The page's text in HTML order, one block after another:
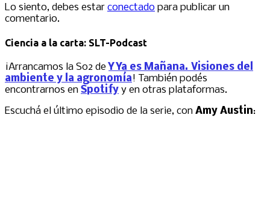
Lo siento, debes estar conectado para publicar un
comentario.
Ciencia a la carta: SLT-Podcast
¡Arrancamos la S02 deY Ya es Mañana. Visiones del
ambiente y la agronomía! También podés
encontrarnos en Spotify y en otras plataformas.
Escuchá el último episodio de la serie, con Amy Austin: